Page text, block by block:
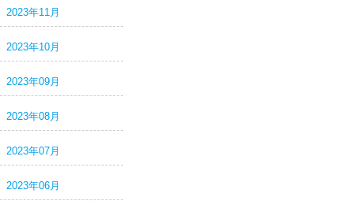
2023年11月
2023年10月
2023年09月
2023年08月
2023年07月
2023年06月